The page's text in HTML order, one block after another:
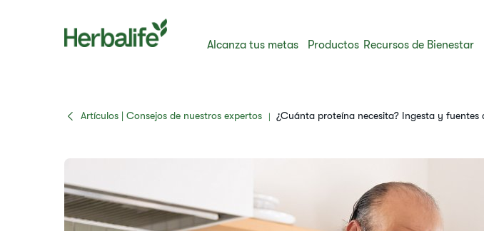
Alcanza tus metas Productos Recursos de Bienestar
Artículos | Consejos de nuestros expertos | ¿Cuánta proteína necesita? Ingesta y fuentes